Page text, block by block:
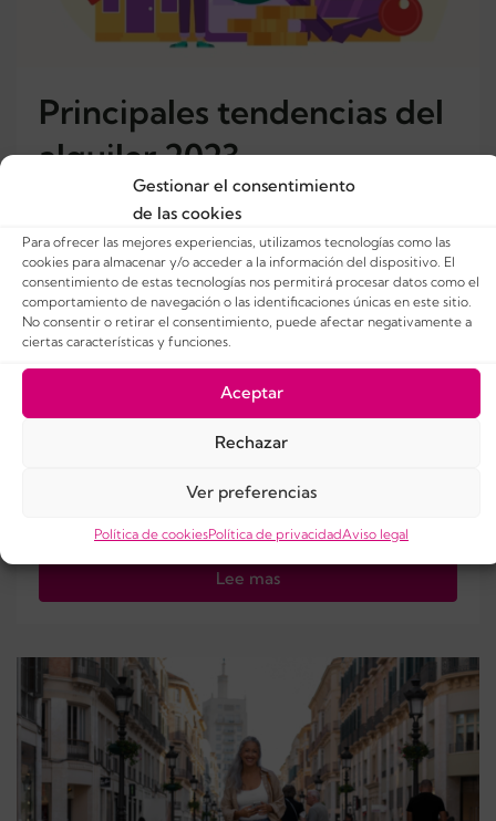
Gestionar el consentimiento
de las cookies
Para ofrecer las mejores experiencias, utilizamos tecnologías como las
cookies para almacenar y/o acceder a la información del dispositivo. El
consentimiento de estas tecnologías nos permitirá procesar datos como el
comportamiento de navegación o las identificaciones únicas en este sitio.
No consentir o retirar el consentimiento, puede afectar negativamente a
ciertas características y funciones.
Aceptar
Rechazar
Ver preferencias
Política de cookiesPolítica de privacidadAviso legal
Principales tendencias del
alquiler 2023
El mercado del alquiler en España está
experimentando una serie de cambios en los últimos
años impulsados por factores como la pandemia, la
digitalización, la sostenibilidad o las últimas
regulaciones en relación a la Ley de la vivienda. En
este artículo, analizamos las últimas tendencias del
Gestión digital La gestión digital de...
categorizar
,Huéspedes
Lee mas